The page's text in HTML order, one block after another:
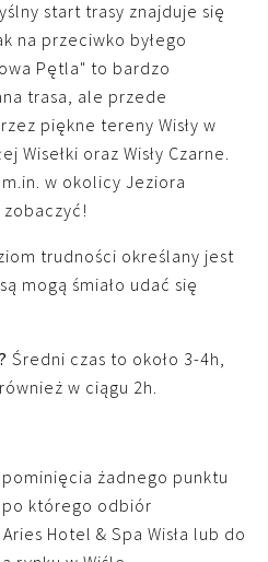
start trasy znajduje się
na przeciwko byłego
Pętla" to bardzo
trasa, ale przede
piękne tereny Wisły w
Wisełki oraz Wisły Czarne.
w okolicy Jeziora
zobaczyć!
trudności określany jest
mogą śmiało udać się
Średni czas to około 3-4h,
w ciągu 2h.
żadnego punktu
którego odbiór
Hotel & Spa Wisła lub do